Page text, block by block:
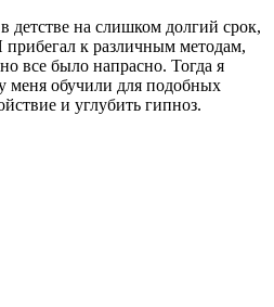
детстве на слишком долгий срок,
прибегал к различным методам,
все было напрасно. Тогда я
меня обучили для подобных
и углубить гипноз.